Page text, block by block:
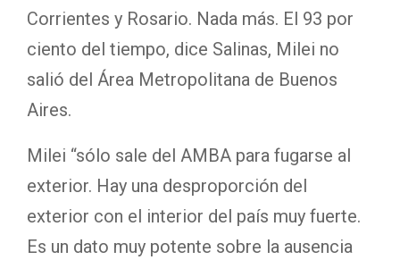
Corrientes y Rosario. Nada más. El 93 por
ciento del tiempo, dice Salinas, Milei no
salió del Área Metropolitana de Buenos
Aires.
Milei “sólo sale del AMBA para fugarse al
exterior. Hay una desproporción del
exterior con el interior del país muy fuerte.
Es un dato muy potente sobre la ausencia